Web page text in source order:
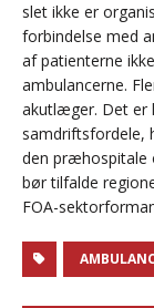
slet ikke er
forbindelse med
af patienterne
ambulancerne.
akutlæger. Det er
samdriftsfordele,
den præhospitale
bør tilfalde
FOA-